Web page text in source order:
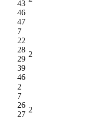
43
46
47
7
22
28
29
39
46
2
2
7
26
27
2